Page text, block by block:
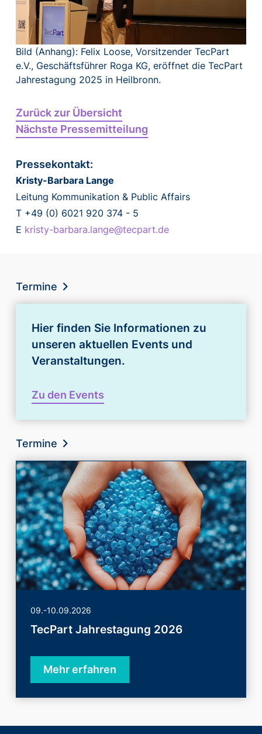
Bild (Anhang): Felix Loose, Vorsitzender TecPart
e.V., Geschäftsführer Roga KG, eröffnet die TecPart
Jahrestagung 2025 in Heilbronn.
Zurück zur Übersicht
Nächste Pressemitteilung
Pressekontakt:
Kristy-Barbara Lange
Leitung Kommunikation & Public Affairs
T +49 (0) 6021 920 374 - 5
E kristy-barbara.lange@tecpart.de
Termine
Hier finden Sie Informationen zu
unseren aktuellen Events und
Veranstaltungen.
Zu den Events
Termine
09.-10.09.2026
TecPart Jahrestagung 2026
Mehr erfahren